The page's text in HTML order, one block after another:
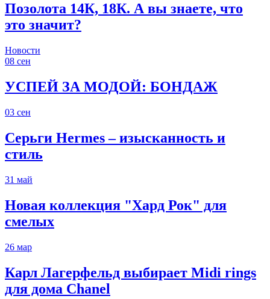
Позолота 14К, 18К. А вы знаете, что
это значит?
Новости
08 сен
УСПЕЙ ЗА МОДОЙ: БОНДАЖ
03 сен
Серьги Hermes – изысканность и
стиль
31 май
Новая коллекция "Хард Рок" для
смелых
26 мар
Карл Лагерфельд выбирает Midi rings
для дома Chanel